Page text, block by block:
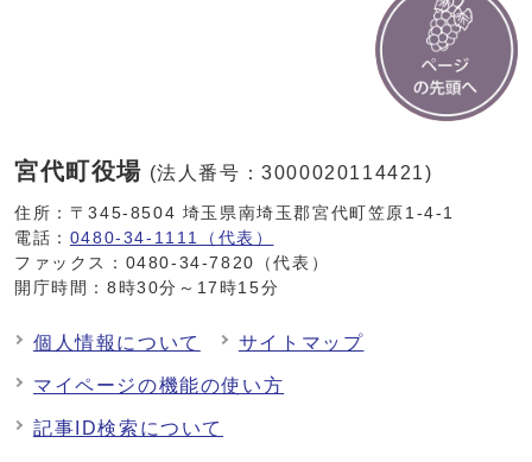
宮代町役場 (法人番号：3000020114421)
住所：〒345-8504 埼玉県南埼玉郡宮代町笠原1-4-1
電話： 0480-34-1111（代表）
ファックス：0480-34-7820（代表）
開庁時間：8時30分～17時15分
個人情報について サイトマップ
マイページの機能の使い方
記事ID検索について